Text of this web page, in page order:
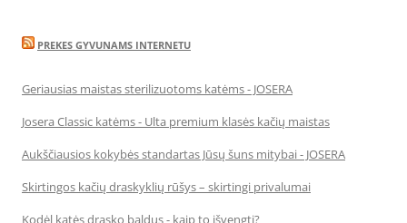
PREKES GYVUNAMS INTERNETU
Geriausias maistas sterilizuotoms katėms - JOSERA
Josera Classic katėms - Ulta premium klasės kačių maistas
Aukščiausios kokybės standartas Jūsų šuns mitybai - JOSERA
Skirtingos kačių draskyklių rūšys – skirtingi privalumai
Kodėl katės drasko baldus - kaip to išvengti?